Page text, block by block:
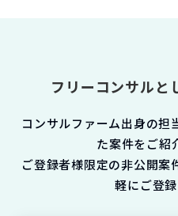
フリーコンサルと
コンサルファーム出身の担
た案件をご紹
ご登録者様限定の非公開案
軽にご登録